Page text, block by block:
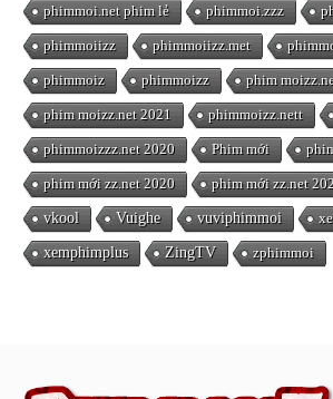
phimmoi.net phim lẻ phimmoi.zzz
phimmoiizz phimmoiizz.met
phimmoiz phimmoizz phim
phim moizz.net 2021 phimmoizz.nett
phimmoizzz.net 2020 Phim mới
phim mới zz.net 2020 phim mới zz.net
vkool Vuighe vuviphimmoi
xemphimplus ZingTV zphimmoi